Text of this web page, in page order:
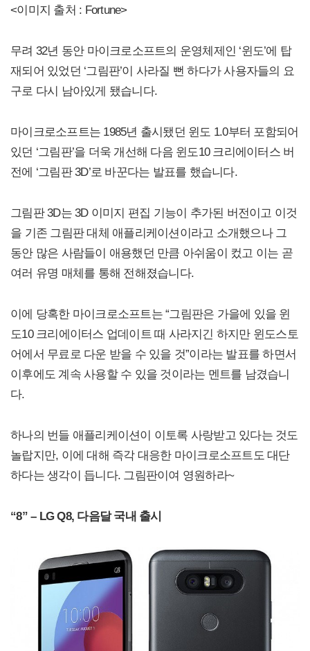
<이미지 출처 : Fortune>
무려 32년 동안 마이크로소프트의 운영체제인 ‘윈도’에 탑
재되어 있었던 ‘그림판’이 사라질 뻔 하다가 사용자들의 요
구로 다시 남아있게 됐습니다.
마이크로소프트는 1985년 출시됐던 윈도 1.0부터 포함되어
있던 ‘그림판’을 더욱 개선해 다음 윈도10 크리에이터스 버
전에 ‘그림판 3D’로 바꾼다는 발표를 했습니다.
그림판 3D는 3D 이미지 편집 기능이 추가된 버전이고 이것
을 기존 그림판 대체 애플리케이션이라고 소개했으나 그
동안 많은 사람들이 애용했던 만큼 아쉬움이 컸고 이는 곧
여러 유명 매체를 통해 전해졌습니다.
이에 당혹한 마이크로소프트는 “그림판은 가을에 있을 윈
도10 크리에이터스 업데이트 때 사라지긴 하지만 윈도스토
어에서 무료로 다운 받을 수 있을 것”이라는 발표를 하면서
이후에도 계속 사용할 수 있을 것이라는 멘트를 남겼습니
다.
하나의 번들 애플리케이션이 이토록 사랑받고 있다는 것도
놀랍지만, 이에 대해 즉각 대응한 마이크로소프트도 대단
하다는 생각이 듭니다. 그림판이여 영원하라~
“8” – LG Q8, 다음달 국내 출시